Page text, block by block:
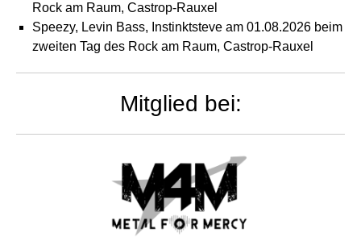
Rock am Raum, Castrop-Rauxel
Speezy, Levin Bass, Instinktsteve am 01.08.2026 beim
zweiten Tag des Rock am Raum, Castrop-Rauxel
Mitglied bei: